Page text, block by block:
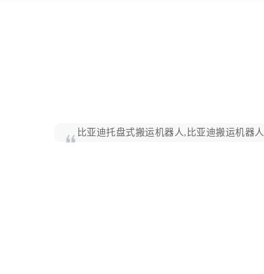
比亚迪托盘式搬运机器人,比亚迪搬运机器